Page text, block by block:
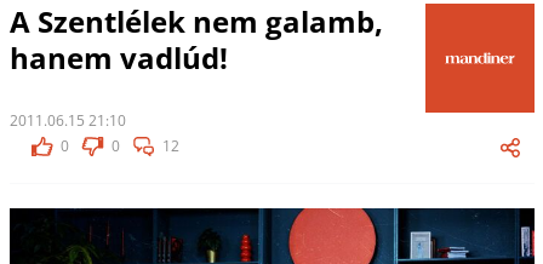
A Szentlélek nem galamb,
hanem vadlúd!
2011.06.15 21:10
0
0 12